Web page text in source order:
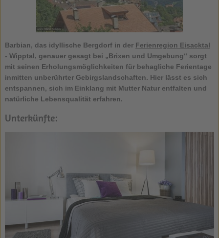
Barbian, das idyllische Bergdorf in der Ferienregion Eisacktal
- Wipptal, genauer gesagt bei „Brixen und Umgebung“ sorgt
mit seinen Erholungsmöglichkeiten für behagliche Ferientage
inmitten unberührter Gebirgslandschaften. Hier lässt es sich
entspannen, sich im Einklang mit Mutter Natur entfalten und
natürliche Lebensqualität erfahren.
Unterkünfte: